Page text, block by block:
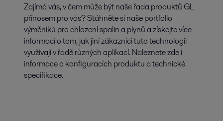
Chlazení chladicími a klimatizačními
Zajímá vás, v čem může být naše řada produktů GL
přínosem pro vás? Stáhněte si naše portfolio
výměníků pro chlazení spalin a plynů a získejte více
informací o tom, jak jiní zákazníci tuto technologii
využívají v řadě různých aplikací. Naleznete zde i
informace o konfiguracích produktu a technické
specifikace.